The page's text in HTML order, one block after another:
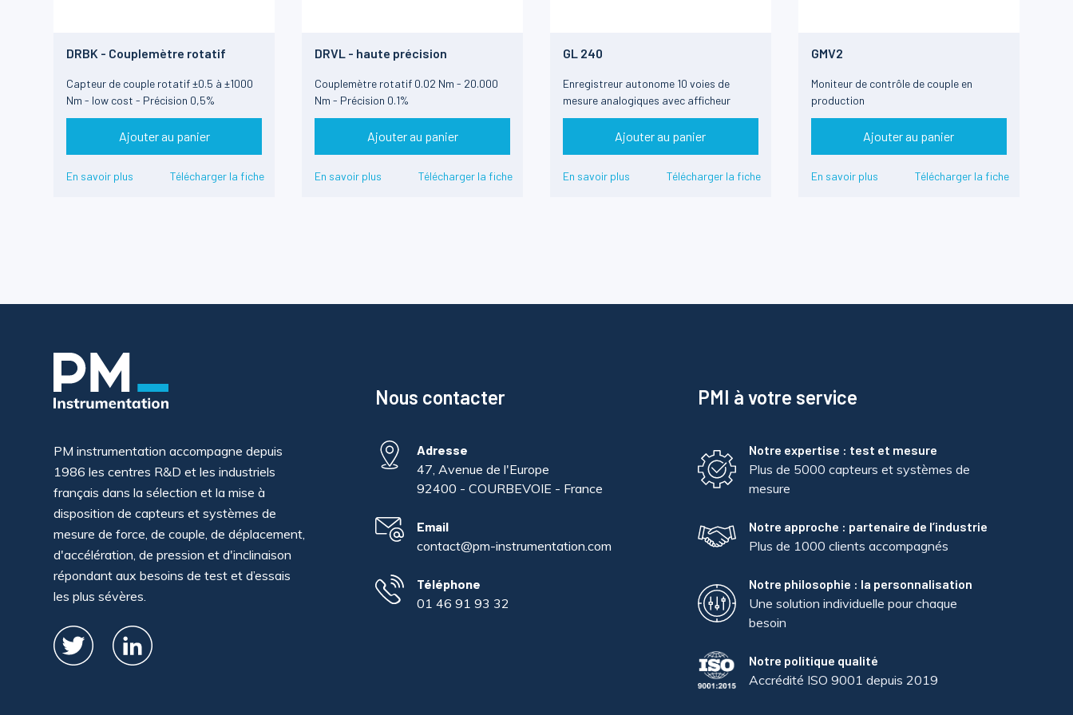
DRBK - Couplemètre rotatif
Capteur de couple rotatif ±0.5 à ±1000
Nm - low cost - Précision 0,5%
Ajouter au panier
En savoir plus Télécharger la fiche
DRVL - haute précision
Couplemètre rotatif 0.02 Nm - 20.000
Nm - Précision 0.1%
Ajouter au panier
En savoir plus Télécharger la fiche
GL 240
Enregistreur autonome 10 voies de
mesure analogiques avec afficheur
Ajouter au panier
En savoir plus Télécharger la fiche
GMV2
Moniteur de contrôle de couple en
production
Ajouter au panier
En savoir plus Télécharger la fiche
PM instrumentation accompagne depuis
1986 les centres R&D et les industriels
français dans la sélection et la mise à
disposition de capteurs et systèmes de
mesure de force, de couple, de déplacement,
d'accélération, de pression et d'inclinaison
répondant aux besoins de test et d’essais
les plus sévères.
Nous contacter
Adresse
47, Avenue de l'Europe
92400 - COURBEVOIE - France
Email
contact@pm-instrumentation.com
Téléphone
01 46 91 93 32
PMI à votre service
Notre expertise : test et mesure
Plus de 5000 capteurs et systèmes de
mesure
Notre approche : partenaire de l’industrie
Plus de 1000 clients accompagnés
Notre philosophie : la personnalisation
Une solution individuelle pour chaque
besoin
Notre politique qualité
Accrédité ISO 9001 depuis 2019